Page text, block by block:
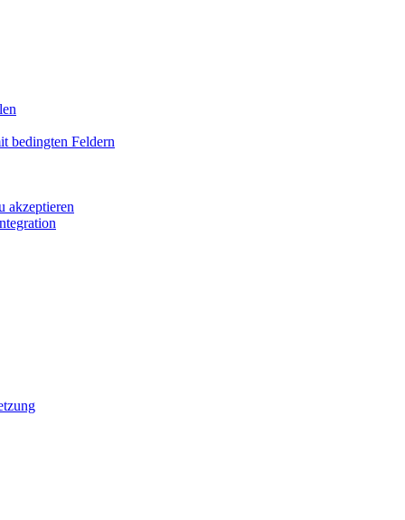
bedingten Feldern
akzeptieren